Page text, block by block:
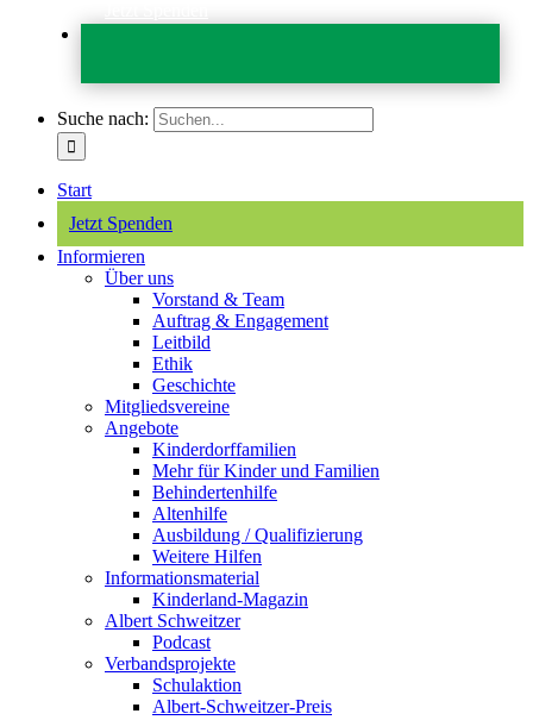
Suche nach:
Start
Jetzt Spenden
Informieren
Über uns
Vorstand & Team
Auftrag & Engagement
Leitbild
Ethik
Geschichte
Mitgliedsvereine
Angebote
Kinderdorffamilien
Mehr für Kinder und Familien
Behindertenhilfe
Altenhilfe
Ausbildung / Qualifizierung
Weitere Hilfen
Informationsmaterial
Kinderland-Magazin
Albert Schweitzer
Podcast
Verbandsprojekte
Schulaktion
Albert-Schweitzer-Preis